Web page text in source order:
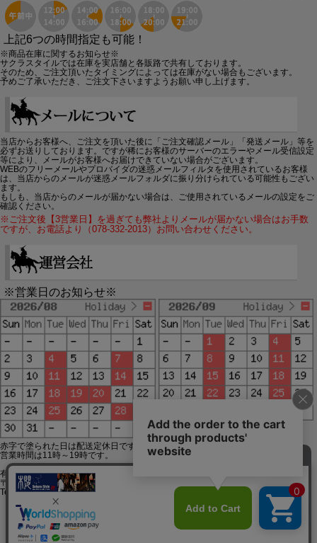
上記6つの時間指定も可能！
※商品在庫に関するお知らせ※
サクラスタイルでは在庫を実店舗と各販路で共有しております。
そのため、ご注文頂いたタイミングによっては在庫がない場合もございます。
予めご了承いただき、ご注文下さいますようお願い申し上げます。
当店からお客様へ、ご注文を頂いた後に「ご注文確認メール」「発送メール」等を
必ずお送りしております。ですが稀にお客様のサーバーのエラーやメール受信設定
等により、メールがお客様へお届けできていない場合がございます。
WEBのフリーメールやプロバイダの迷惑メールフィルタを使用されているお客様
は、当店からのメールが迷惑メールフォルダに振り分けられている可能性もござい
ます。
もしも、当店からのメールが届かない場合は、ご使用されているメールの設定をご
確認ください。
※ご注文後【3営業日】を過ぎても弊社よりメールが届かない場合はお手数
ですが、お電話より（078-332-2013）お問い合わせください。
※営業日のお知らせ※
赤字で塗られた日は配送定休日です。
営業時間は11時～19時です。
有限会社ジップジップ SakuraStyle通販事業部
〒650-0021 神戸市中央区三宮町3-9-19イトウビル1,4F
Tel:078-332-2013 FAX:078-333-6644